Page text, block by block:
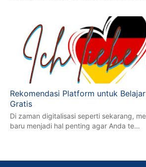
Rekomendasi Platform untuk
Gratis
Di zaman digitalisasi seperti sekarang,
baru menjadi hal penting agar Anda te…